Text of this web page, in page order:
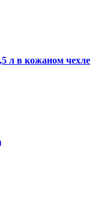
л в кожаном чехле